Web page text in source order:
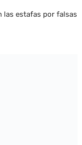
las estafas por falsas